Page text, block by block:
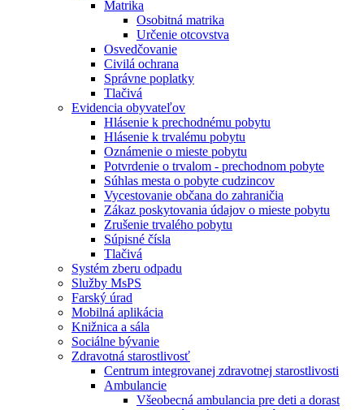
Matrika
Osobitná matrika
Určenie otcovstva
Osvedčovanie
Civilá ochrana
Správne poplatky
Tlačivá
Evidencia obyvateľov
Hlásenie k prechodnému pobytu
Hlásenie k trvalému pobytu
Oznámenie o mieste pobytu
Potvrdenie o trvalom - prechodnom pobyte
Súhlas mesta o pobyte cudzincov
Vycestovanie občana do zahraničia
Zákaz poskytovania údajov o mieste pobytu
Zrušenie trvalého pobytu
Súpisné čísla
Tlačivá
Systém zberu odpadu
Služby MsPS
Farský úrad
Mobilná aplikácia
Knižnica a sála
Sociálne bývanie
Zdravotná starostlivosť
Centrum integrovanej zdravotnej starostlivosti
Ambulancie
Všeobecná ambulancia pre deti a dorast